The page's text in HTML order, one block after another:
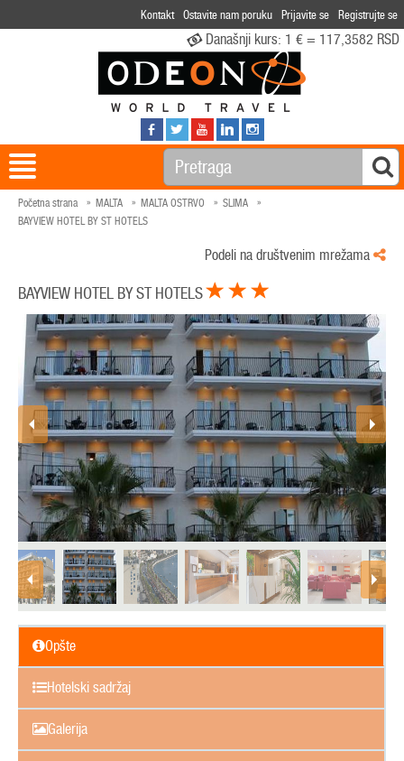
Kontakt Ostavite nam poruku Prijavite se Registrujte se
Današnji kurs: 1 € = 117,3582 RSD
Početna strana MALTA MALTA OSTRVO
SLIMA
BAYVIEW HOTEL BY ST HOTELS
Podeli na društvenim mrežama
BAYVIEW HOTEL BY ST HOTELS
Opšte
Hotelski sadržaj
Galerija